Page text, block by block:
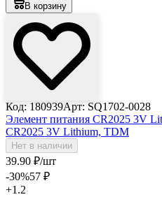
В корзину
Код: 180939Арт: SQ1702-0028
Элемент питания CR2025 3V
CR2025 3V Lithium, TDM
Нет в наличии
39.90 ₽/шт
-30%57 ₽
+1.2